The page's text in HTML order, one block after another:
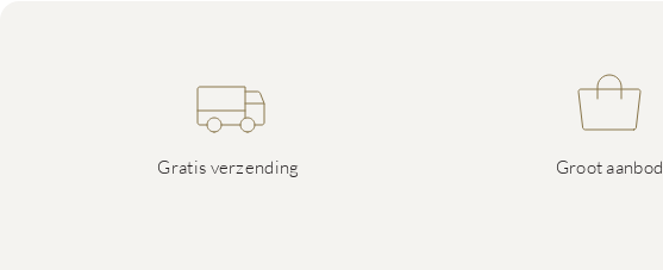
Gratis verzending Groot aanbod